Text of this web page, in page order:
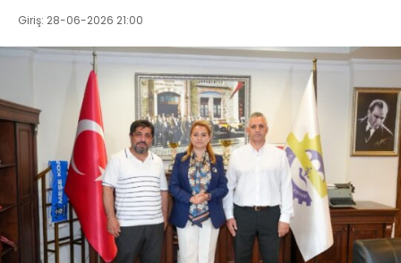
Giriş: 28-06-2026 21:00